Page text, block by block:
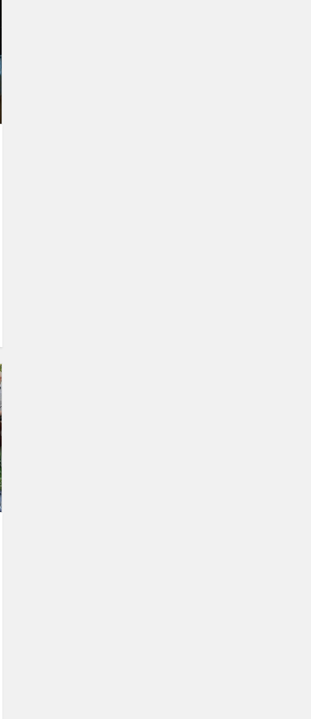
Paminėta
Žydų
Genocido
diena